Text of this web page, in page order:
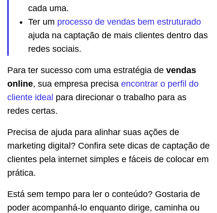
cada uma.
Ter um processo de vendas bem estruturado
ajuda na captação de mais clientes dentro das
redes sociais.
Para ter sucesso com uma estratégia de vendas
online, sua empresa precisa encontrar o perfil do
cliente ideal para direcionar o trabalho para as
redes certas.
Precisa de ajuda para alinhar suas ações de
marketing digital? Confira sete dicas de captação de
clientes pela internet simples e fáceis de colocar em
prática.
Está sem tempo para ler o conteúdo? Gostaria de
poder acompanhá-lo enquanto dirige, caminha ou